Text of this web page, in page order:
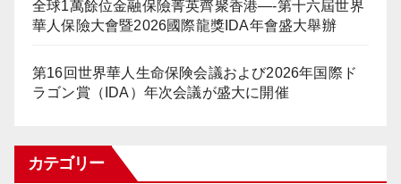
全球1萬餘位金融保險菁英齊聚香港—-第十六屆世界
華人保險大會暨2026國際龍獎IDA年會盛大舉辦
第16回世界華人生命保険会議および2026年国際ド
ラゴン賞（IDA）年次会議が盛大に開催
カテゴリー